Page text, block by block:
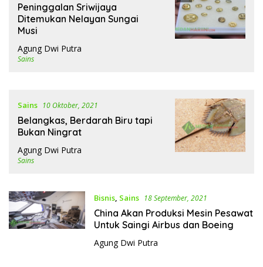
Peninggalan Sriwijaya
Ditemukan Nelayan Sungai
Musi
Agung Dwi Putra
Sains
Sains 10 Oktober, 2021
Belangkas, Berdarah Biru tapi
Bukan Ningrat
Agung Dwi Putra
Sains
Bisnis, Sains 18 September, 2021
China Akan Produksi Mesin Pesawat
Untuk Saingi Airbus dan Boeing
Agung Dwi Putra